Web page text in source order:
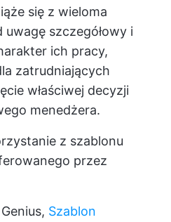
się z wieloma
szczegółowy i
ich pracy,
zatrudniających
właściwej decyzji
menedżera.
z szablonu
przez
Szablon